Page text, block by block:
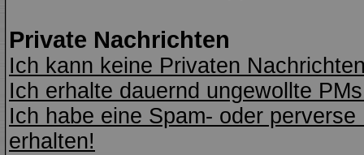
Private Nachrichten
Ich kann keine Privaten
Ich erhalte dauernd ungewollte
Ich habe eine Spam- oder
erhalten!